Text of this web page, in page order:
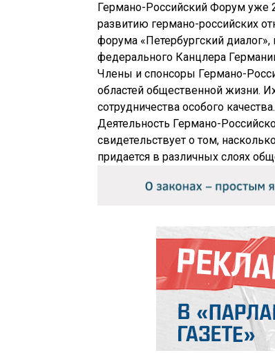
Германо-Российский Форум уже
развитию германо-российских
форума «Петербургский
федерального Канцлера
Члены и спонсоры Германо-
областей общественной жизни.
сотрудничества особого качества.
Деятельность Германо-
свидетельствует о том,
придается в различных слоях